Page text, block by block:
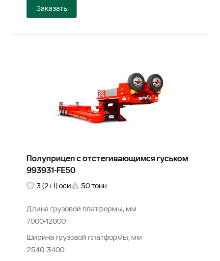
Заказать
Полуприцеп с отстегивающимся гуськом
993931-FE50
3 (2+1) оси 50 тонн
Длина грузовой платформы, мм
7000-12000
Ширина грузовой платформы, мм
2540-3400